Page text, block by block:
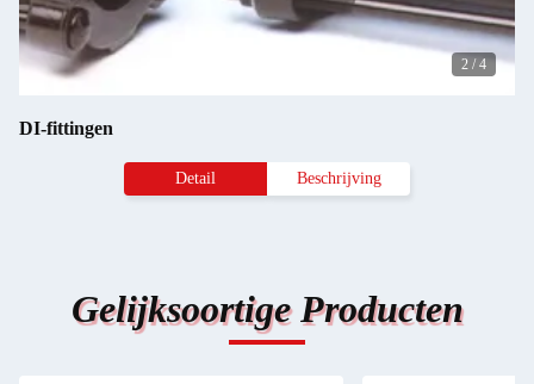
2 / 4
DI-fittingen
Detail Beschrijving
Gelijksoortige Producten